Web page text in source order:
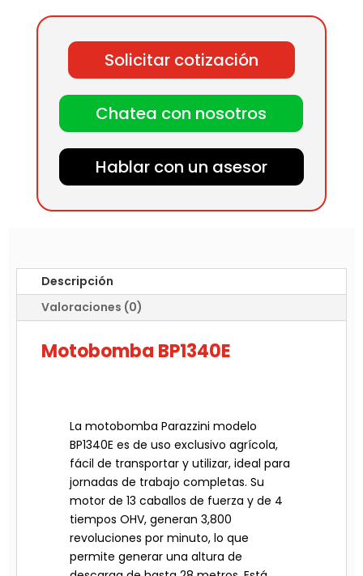
Solicitar cotización
Chatea con nosotros
Hablar con un asesor
Descripción
Valoraciones (0)
Motobomba BP1340E
La motobomba Parazzini modelo
BP1340E es de uso exclusivo agrícola,
fácil de transportar y utilizar, ideal para
jornadas de trabajo completas. Su
motor de 13 caballos de fuerza y de 4
tiempos OHV, generan 3,800
revoluciones por minuto, lo que
permite generar una altura de